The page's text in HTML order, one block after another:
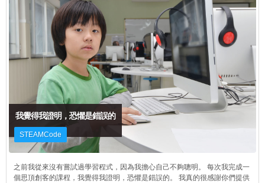
我覺得我證明，恐懼是錯誤的
STEAMCode
之前我從來沒有嘗試過學習程式，因為我擔心自己不夠聰明。 每次我完成一
個思頂創客的課程，我覺得我證明，恐懼是錯誤的。 我真的很感謝你們提供